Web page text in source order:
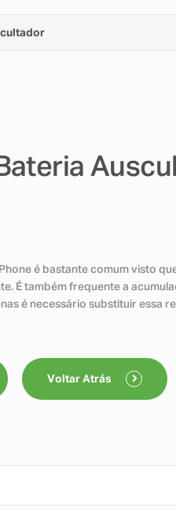
é bastante comum visto
É também frequente a
é necessário substituir essa
Voltar Atrás